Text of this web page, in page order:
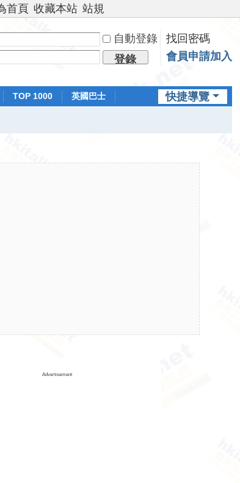
首頁 收藏本站 站規
自動登錄
找回密碼
登錄 會員申請加入
快捷導覽
TOP 1000
英國巴士
Advertisement